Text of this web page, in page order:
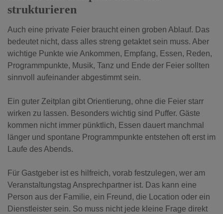
strukturieren
Auch eine private Feier braucht einen groben Ablauf. Das
bedeutet nicht, dass alles streng getaktet sein muss. Aber
wichtige Punkte wie Ankommen, Empfang, Essen, Reden,
Programmpunkte, Musik, Tanz und Ende der Feier sollten
sinnvoll aufeinander abgestimmt sein.
Ein guter Zeitplan gibt Orientierung, ohne die Feier starr
wirken zu lassen. Besonders wichtig sind Puffer. Gäste
kommen nicht immer pünktlich, Essen dauert manchmal
länger und spontane Programmpunkte entstehen oft erst im
Laufe des Abends.
Für Gastgeber ist es hilfreich, vorab festzulegen, wer am
Veranstaltungstag Ansprechpartner ist. Das kann eine
Person aus der Familie, ein Freund, die Location oder ein
Dienstleister sein. So muss nicht jede kleine Frage direkt